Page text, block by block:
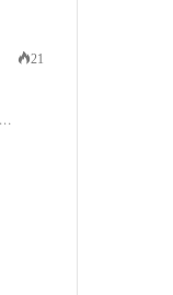
21
حضرت ابو سعید خدری و حضرت ام سلمہ رضی اﷲ تعالیٰ عنہما کا بیان ہے کہ حضرت عمار رضی اﷲ…